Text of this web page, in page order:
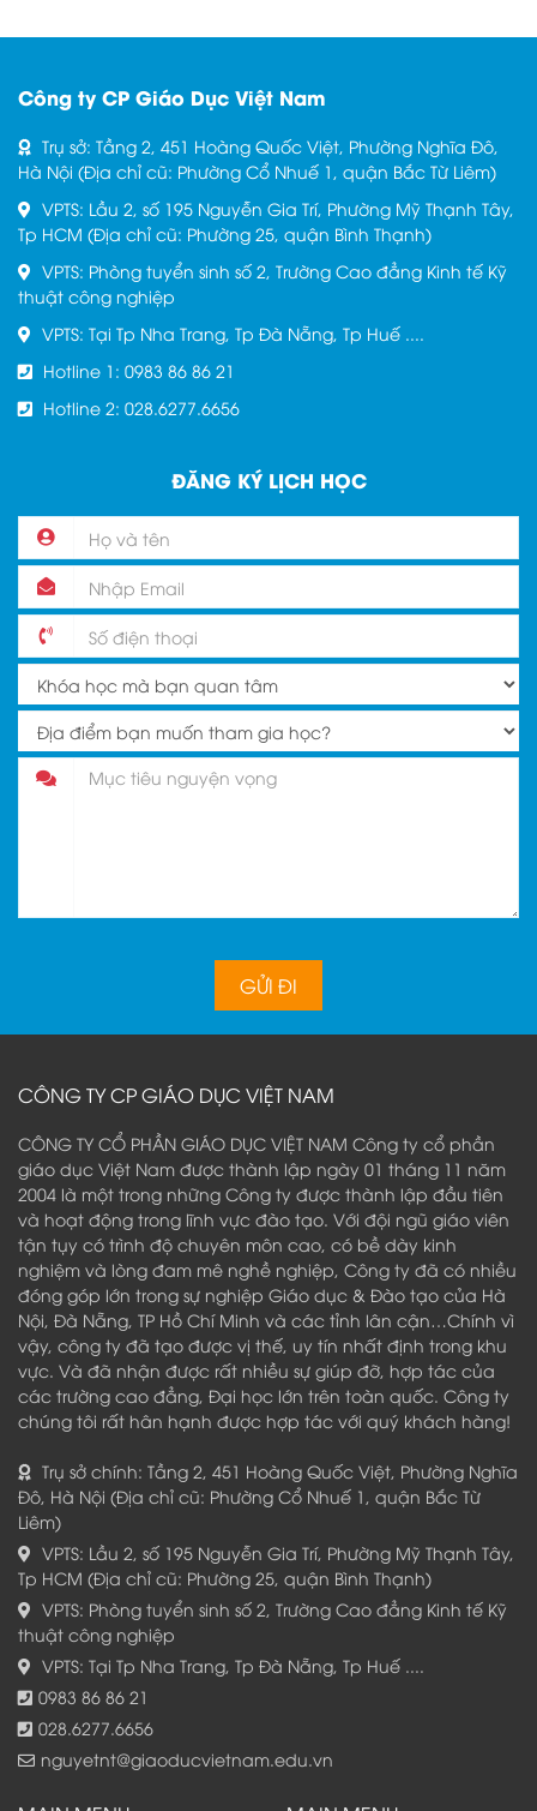
Công ty CP Giáo Dục Việt Nam
Trụ sở: Tầng 2, 451 Hoàng Quốc Việt, Phường Nghĩa Đô,
Hà Nội (Địa chỉ cũ: Phường Cổ Nhuế 1, quận Bắc Từ Liêm)
VPTS: Lầu 2, số 195 Nguyễn Gia Trí, Phường Mỹ Thạnh Tây,
Tp HCM (Địa chỉ cũ: Phường 25, quận Bình Thạnh)
VPTS: Phòng tuyển sinh số 2, Trường Cao đẳng Kinh tế Kỹ
thuật công nghiệp
VPTS: Tại Tp Nha Trang, Tp Đà Nẵng, Tp Huế ....
Hotline 1: 0983 86 86 21
Hotline 2: 028.6277.6656
ĐĂNG KÝ LỊCH HỌC
CÔNG TY CP GIÁO DỤC VIỆT NAM
CÔNG TY CỔ PHẦN GIÁO DỤC VIỆT NAM Công ty cổ phần
giáo dục Việt Nam được thành lập ngày 01 tháng 11 năm
2004 là một trong những Công ty được thành lập đầu tiên
và hoạt động trong lĩnh vực đào tạo. Với đội ngũ giáo viên
tận tụy có trình độ chuyên môn cao, có bề dày kinh
nghiệm và lòng đam mê nghề nghiệp, Công ty đã có nhiều
đóng góp lớn trong sự nghiệp Giáo dục & Đào tạo của Hà
Nội, Đà Nẵng, TP Hồ Chí Minh và các tỉnh lân cận…Chính vì
vậy, công ty đã tạo được vị thế, uy tín nhất định trong khu
vực. Và đã nhận được rất nhiều sự giúp đỡ, hợp tác của
các trường cao đẳng, Đại học lớn trên toàn quốc. Công ty
chúng tôi rất hân hạnh được hợp tác với quý khách hàng!
Trụ sở chính: Tầng 2, 451 Hoàng Quốc Việt, Phường Nghĩa
Đô, Hà Nội (Địa chỉ cũ: Phường Cổ Nhuế 1, quận Bắc Từ
Liêm)
VPTS: Lầu 2, số 195 Nguyễn Gia Trí, Phường Mỹ Thạnh Tây,
Tp HCM (Địa chỉ cũ: Phường 25, quận Bình Thạnh)
VPTS: Phòng tuyển sinh số 2, Trường Cao đẳng Kinh tế Kỹ
thuật công nghiệp
VPTS: Tại Tp Nha Trang, Tp Đà Nẵng, Tp Huế ....
0983 86 86 21
028.6277.6656
nguyetnt@giaoducvietnam.edu.vn